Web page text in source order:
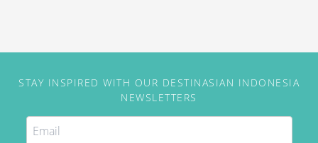
STAY INSPIRED WITH OUR DESTINASIAN INDONESIA
NEWSLETTERS